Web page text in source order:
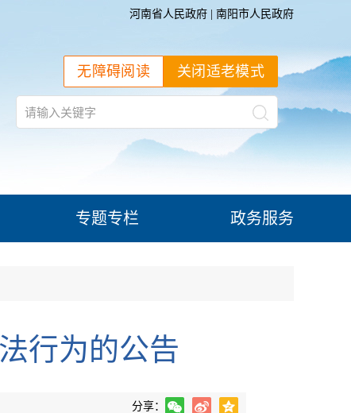
河南省人民政府 南阳市人民政府
关闭适老模式
无障碍阅读
专题专栏 政务服务
行为的公告
分享：